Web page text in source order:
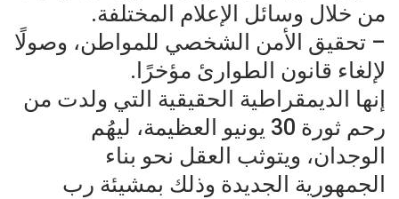
من خلال وسائل الإعلام المختلفة.
– تحقيق الأمن الشخصي للمواطن، وصولًا
لإلغاء قانون الطوارئ مؤخرًا.
إنها الديمقراطية الحقيقية التي ولدت من
رحم ثورة 30 يونيو العظيمة، ليهُم
الوجدان، ويتوثب العقل نحو بناء
الجمهورية الجديدة وذلك بمشيئة رب